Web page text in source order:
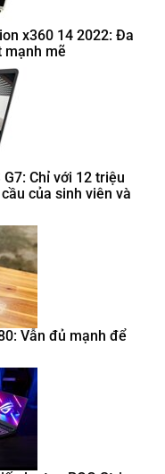
x360 14 2022: Đa
mạnh mẽ
Chỉ với 12 triệu
của sinh viên và
Vẫn đủ mạnh để